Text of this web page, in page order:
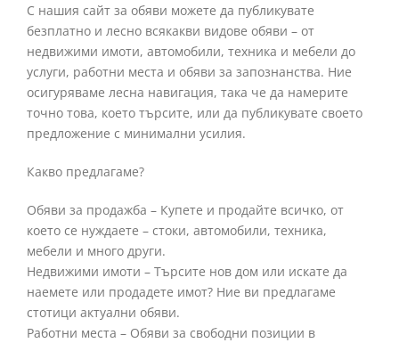
С нашия сайт за обяви можете да публикувате
безплатно и лесно всякакви видове обяви – от
недвижими имоти, автомобили, техника и мебели до
услуги, работни места и обяви за запознанства. Ние
осигуряваме лесна навигация, така че да намерите
точно това, което търсите, или да публикувате своето
предложение с минимални усилия.
Какво предлагаме?
Обяви за продажба – Купете и продайте всичко, от
което се нуждаете – стоки, автомобили, техника,
мебели и много други.
Недвижими имоти – Търсите нов дом или искате да
наемете или продадете имот? Ние ви предлагаме
стотици актуални обяви.
Работни места – Обяви за свободни позиции в